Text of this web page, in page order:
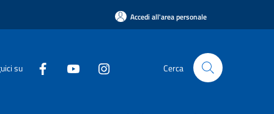
Accedi all'area personale
su Cerca